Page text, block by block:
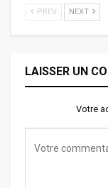
PREV NEXT
LAISSER UN
Votre